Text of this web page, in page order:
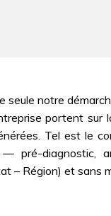
notre
portent
Tel est le
pré-diagnostic,
– Région) et sans